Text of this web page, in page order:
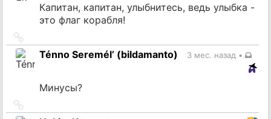
Капитан, капитан, улыбнитесь, ведь улыбка -
это флаг корабля!
на
источник
Ténno Seremél’ (bildamanto) 3 мес. назад •
Минусы?
на